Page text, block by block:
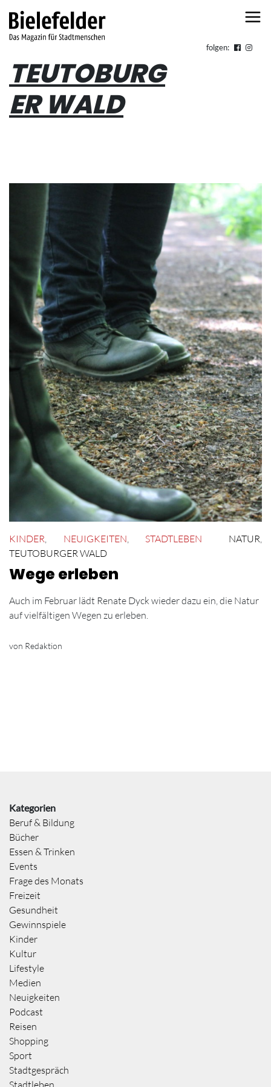
folgen:
TEUTOBURG
ER WALD
KINDER NEUIGKEITEN STADTLEBEN NATUR
TEUTOBURGER WALD
Wege erleben
Auch im Februar lädt Renate Dyck wieder dazu ein, die Natur
auf vielfältigen Wegen zu erleben.
von Redaktion
Kategorien
Beruf & Bildung
Bücher
Essen & Trinken
Events
Frage des Monats
Freizeit
Gesundheit
Gewinnspiele
Kinder
Kultur
Lifestyle
Medien
Neuigkeiten
Podcast
Reisen
Shopping
Sport
Stadtgespräch
Stadtleben